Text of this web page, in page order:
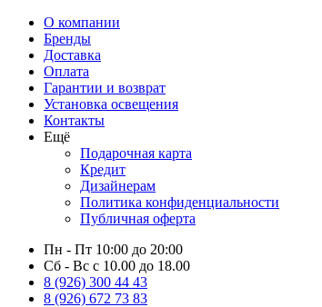
О компании
Бренды
Доставка
Оплата
Гарантии и возврат
Установка освещения
Контакты
Ещё
Подарочная карта
Кредит
Дизайнерам
Политика конфиденциальности
Публичная оферта
Пн - Пт 10:00 до 20:00
Сб - Вс с 10.00 до 18.00
8 (926) 300 44 43
8 (926) 672 73 83